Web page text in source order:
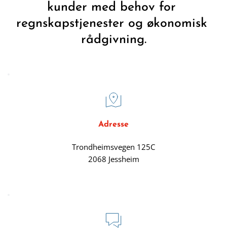
kunder med behov for
regnskapstjenester og økonomisk
rådgivning.
Adresse
Trondheimsvegen 125C
2068 Jessheim